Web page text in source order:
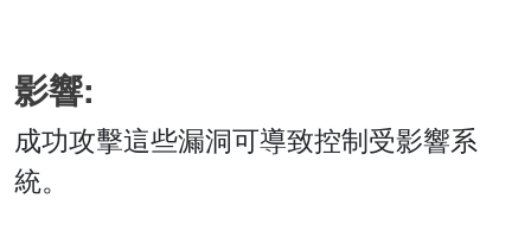
影響:
成功攻擊這些漏洞可導致控制受影響系
統。